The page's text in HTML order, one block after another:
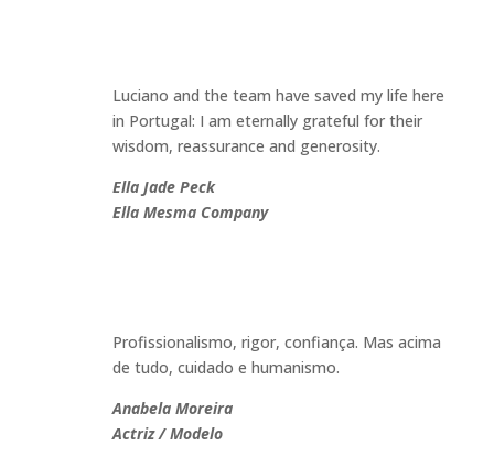
Luciano and the team have saved my life here
in Portugal: I am eternally grateful for their
wisdom, reassurance and generosity.
Ella Jade Peck
Ella Mesma Company
Profissionalismo, rigor, confiança. Mas acima
de tudo, cuidado e humanismo.
Anabela Moreira
Actriz / Modelo